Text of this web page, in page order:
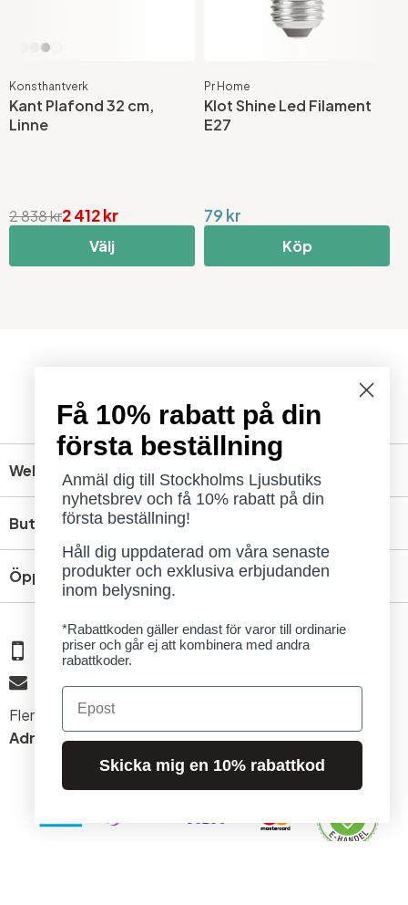
Konsthantverk
Kant Plafond 32 cm,
Linne
2 412 kr
2 838 kr
Välj
Pr Home
Klot Shine Led Filament
E27
79 kr
Köp
Webbshop
Butik
Öppettider
08 - 654 29 00
info@ljusbutik.se
Fler kontaktuppgifter »
Adress:Kungsholmsgatan 6, 112 27 Stockholm
Få 10% rabatt på din
första beställning
Anmäl dig till Stockholms Ljusbutiks
nyhetsbrev och få 10% rabatt på din
första beställning!
Håll dig uppdaterad om våra senaste
produkter och exklusiva erbjudanden
inom belysning.
*Rabattkoden gäller endast för varor till ordinarie
priser och går ej att kombinera med andra
rabattkoder.
Email
Skicka mig en 10% rabattkod